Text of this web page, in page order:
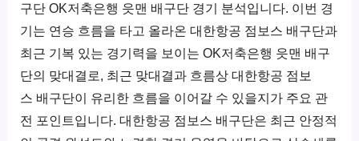
구단 OK저축은행 읏맨 배구단 경기 분석입니다. 이번 경
기는 연승 흐름을 타고 올라온 대한항공 점보스 배구단과
최근 기복 있는 경기력을 보이는 OK저축은행 읏맨 배구
단의 맞대결로, 최근 맞대결과 흐름상 대한항공 점보
스 배구단이 유리한 흐름을 이어갈 수 있을지가 주요 관
전 포인트입니다. 대한항공 점보스 배구단은 최근 안정적